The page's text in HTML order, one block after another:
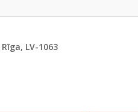
LV-1063